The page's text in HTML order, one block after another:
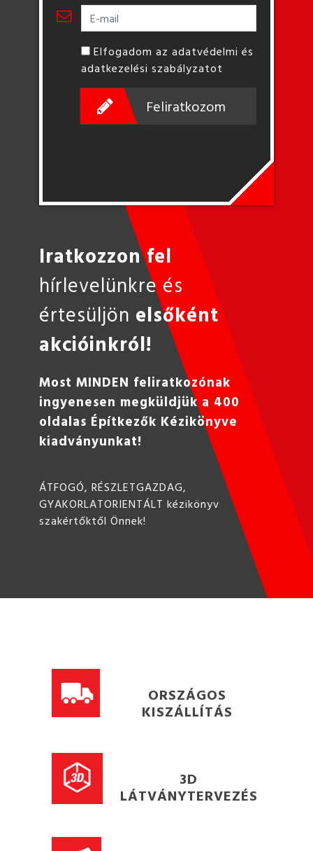
Elfogadom az adatvédelmi és
adatkezelési szabályzatot
Feliratkozom
Iratkozzon fel
hírlevelünkre és
értesüljön elsőként
akcióinkról!
Most MINDEN feliratkozónak
ingyenesen megküldjük a 400
oldalas Építkezők Kézikönyve
kiadványunkat!
ÁTFOGÓ, RÉSZLETGAZDAG,
GYAKORLATORIENTÁLT kézikönyv
szakértőktől Önnek!
ORSZÁGOS
KISZÁLLÍTÁS
3D
LÁTVÁNYTERVEZÉS